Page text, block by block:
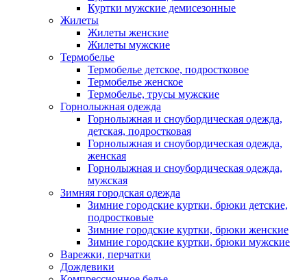
Куртки мужские демисезонные
Жилеты
Жилеты женские
Жилеты мужские
Термобелье
Термобелье детское, подростковое
Термобелье женское
Термобелье, трусы мужские
Горнолыжная одежда
Горнолыжная и сноубордическая одежда,
детская, подростковая
Горнолыжная и сноубордическая одежда,
женская
Горнолыжная и сноубордическая одежда,
мужская
Зимняя городская одежда
Зимние городские куртки, брюки детские,
подростковые
Зимние городские куртки, брюки женские
Зимние городские куртки, брюки мужские
Варежки, перчатки
Дождевики